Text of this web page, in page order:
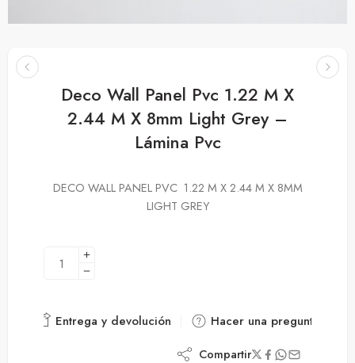
Deco Wall Panel Pvc 1.22 M X
2.44 M X 8mm Light Grey –
Lámina Pvc
DECO WALL PANEL PVC 1.22 M X 2.44 M X 8MM
LIGHT GREY
Entrega y devolución Hacer una pregunta
Compartir